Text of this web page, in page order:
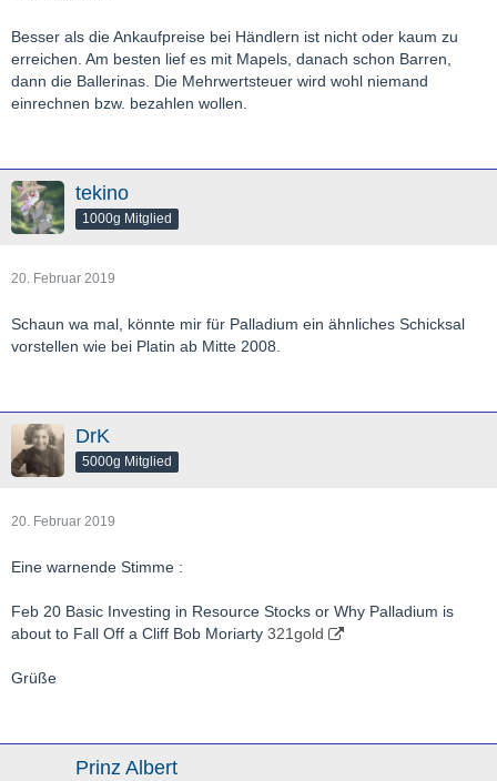
Besser als die Ankaufpreise bei Händlern ist nicht oder kaum zu
erreichen. Am besten lief es mit Mapels, danach schon Barren,
dann die Ballerinas. Die Mehrwertsteuer wird wohl niemand
einrechnen bzw. bezahlen wollen.
tekino
1000g Mitglied
20. Februar 2019
Schaun wa mal, könnte mir für Palladium ein ähnliches Schicksal
vorstellen wie bei Platin ab Mitte 2008.
DrK
5000g Mitglied
20. Februar 2019
Eine warnende Stimme :
Feb 20 Basic Investing in Resource Stocks or Why Palladium is
about to Fall Off a Cliff Bob Moriarty 321gold
Grüße
Prinz Albert